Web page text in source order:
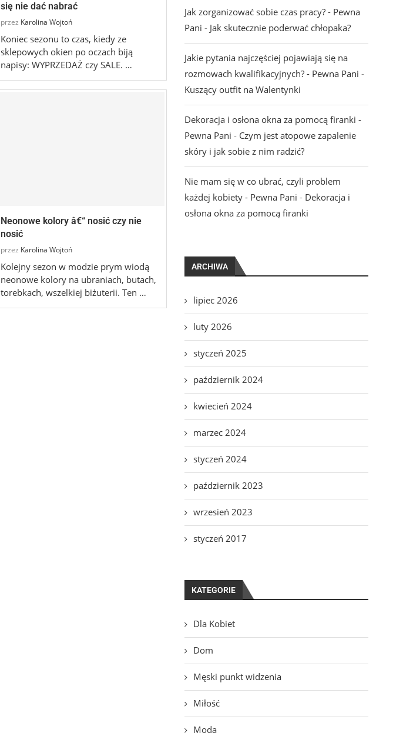
się nie dać nabrać
przez Karolina Wojtoń
Koniec sezonu to czas, kiedy ze
sklepowych okien po oczach biją
napisy: WYPRZEDAŻ czy SALE. …
Neonowe kolory â€“ nosić czy nie
nosić
przez Karolina Wojtoń
Kolejny sezon w modzie prym wiodą
neonowe kolory na ubraniach, butach,
torebkach, wszelkiej biżuterii. Ten …
Jak zorganizować sobie czas pracy? - Pewna
Pani - Jak skutecznie poderwać chłopaka?
Jakie pytania najczęściej pojawiają się na
rozmowach kwalifikacyjnych? - Pewna Pani -
Kuszący outfit na Walentynki
Dekoracja i osłona okna za pomocą firanki -
Pewna Pani - Czym jest atopowe zapalenie
skóry i jak sobie z nim radzić?
Nie mam się w co ubrać, czyli problem
każdej kobiety - Pewna Pani - Dekoracja i
osłona okna za pomocą firanki
ARCHIWA
lipiec 2026
luty 2026
styczeń 2025
październik 2024
kwiecień 2024
marzec 2024
styczeń 2024
październik 2023
wrzesień 2023
styczeń 2017
KATEGORIE
Dla Kobiet
Dom
Męski punkt widzenia
Miłość
Moda